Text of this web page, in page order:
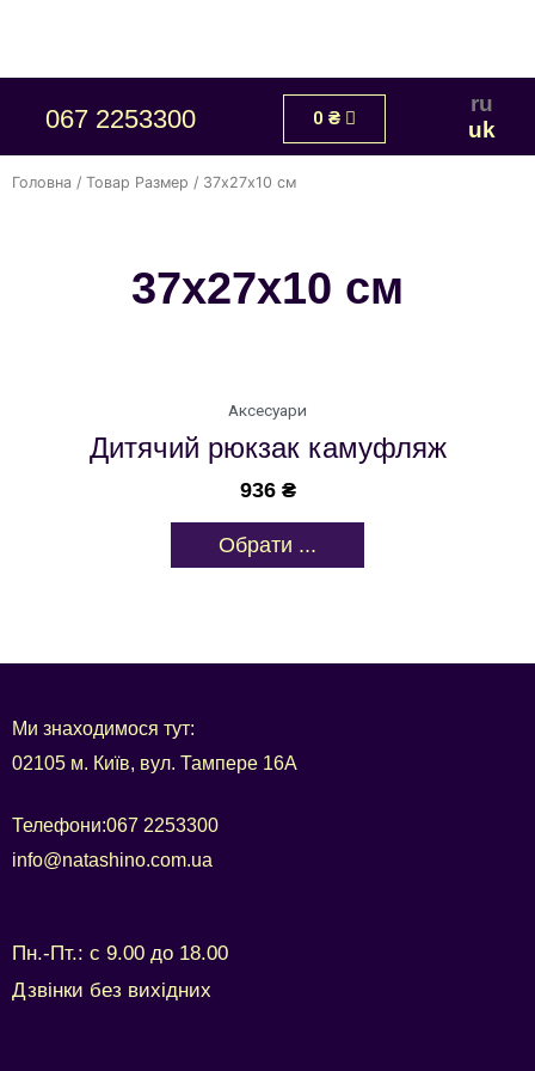
067 2253300 0 ₴
ru
uk
Головна / Товар Размер / 37х27х10 см
37х27х10 см
Аксесуари
Дитячий рюкзак камуфляж
936 ₴
Обрати ...
Ми знаходимося тут:
02105 м. Київ, вул. Тампере 16А
Телефони:067 2253300
info@natashino.com.ua
Пн.-Пт.: с 9.00 до 18.00
Дзвінки без вихідних